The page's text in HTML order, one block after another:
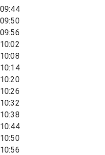
09:44
09:50
09:56
10:02
10:08
10:14
10:20
10:26
10:32
10:38
10:44
10:50
10:56